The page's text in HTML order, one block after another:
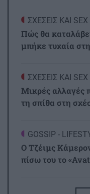
ΣΧΕΣΕΙΣ ΚΑΙ SEX
Πώς θα
μπήκε τυχαία
ΣΧΕΣΕΙΣ ΚΑΙ SEX
Μικρές αλλαγές
τη σπίθα στη
GOSSIP -
Ο Τζέιμς
πίσω του το